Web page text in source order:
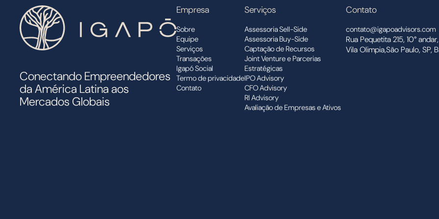
Conectando Empreendedores
da América Latina aos
Mercados Globais
Empresa
Sobre
Equipe
Serviços
Transações
Igapó Social
Termo de privacidade
Contato
Serviços
Assessoria Sell-Side
Assessoria Buy-Side
Captação de Recursos
Joint Venture e Parcerias
Estratégicas
IPO Advisory
CFO Advisory
RI Advisory
Avaliação de Empresas e Ativos
Contato
contato@igapoadvisors.com
Rua Pequetita 215, 10° andar,
Vila Olimpia,São Paulo, SP,